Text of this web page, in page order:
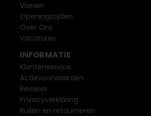
Vianen
Openingstijden
Over Ons
Vacatures
INFORMATIE
Klantenservice
Actievoorwaarden
Reviews
Privacyverklaring
Ruilen en retourneren